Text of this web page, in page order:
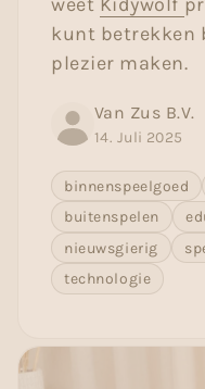
kunt betrekken
plezier maken.
Van Zus B.V.
14. Juli 2025
binnenspeelgoed
buitenspelen
nieuwsgierig
technologie